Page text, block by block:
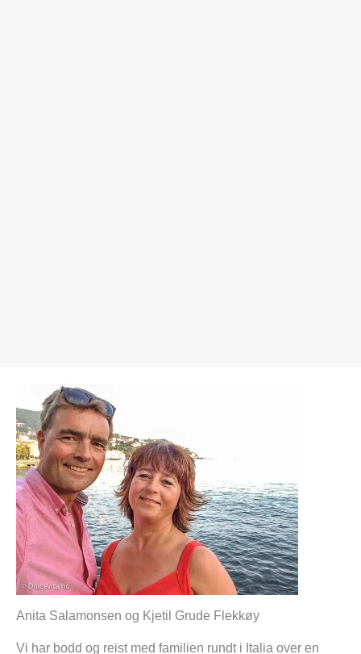
Anita Salamonsen og Kjetil Grude Flekkøy
Vi har bodd og reist med familien rundt i Italia over en